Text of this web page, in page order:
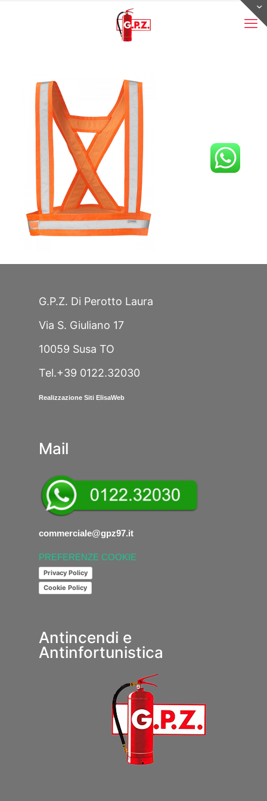
G.P.Z. Di Perotto Laura
Via S. Giuliano 17
10059 Susa TO
Tel.+39 0122.32030
Realizzazione Siti ElisaWeb
Mail
commerciale@gpz97.it
PREFERENZE COOKIE
Privacy Policy
Cookie Policy
Antincendi e
Antinfortunistica